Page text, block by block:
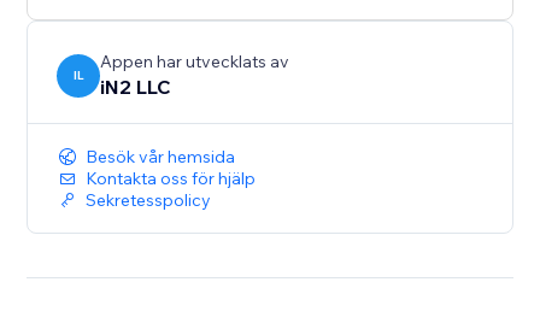
IL
Appen har utvecklats av
iN2 LLC
Besök vår hemsida
Kontakta oss för hjälp
Sekretesspolicy